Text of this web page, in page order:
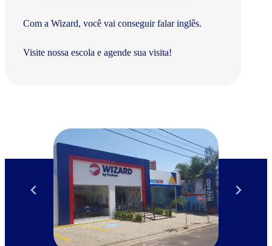
Com a Wizard, você vai conseguir falar inglês.
Visite nossa escola e agende sua visita!